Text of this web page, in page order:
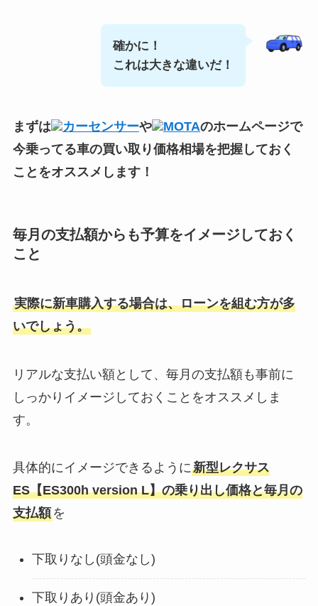
確かに！
これは大きな違いだ！
まずは カーセンサーや MOTAのホームページで
今乗ってる車の買い取り価格相場を把握しておく
ことをオススメします！
毎月の支払額からも予算をイメージしておく
こと
実際に新車購入する場合は、ローンを組む方が多
いでしょう。
リアルな支払い額として、毎月の支払額も事前に
しっかりイメージしておくことをオススメしま
す。
具体的にイメージできるように新型レクサス
ES【ES300h version L】の乗り出し価格と毎月の
支払額を
下取りなし(頭金なし)
下取りあり(頭金あり)